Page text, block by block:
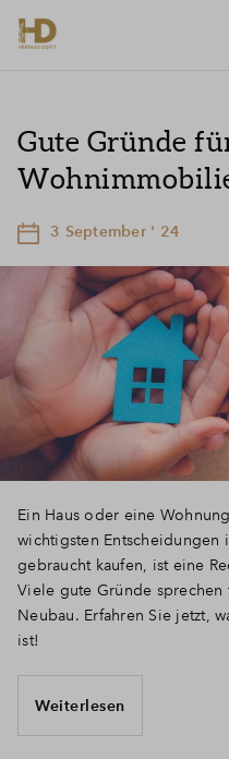
Gute Gründe
3 September ' 24
Ein Haus oder eine
wichtigsten
gebraucht kaufen, ist eine
Viele gute Gründe sprechen
Neubau. Erfahren Sie jetzt,
ist!
Weiterlesen